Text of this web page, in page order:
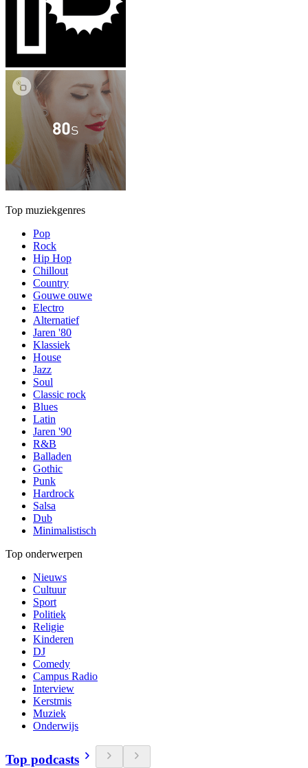
Top muziekgenres
Pop
Rock
Hip Hop
Chillout
Country
Gouwe ouwe
Electro
Alternatief
Jaren '80
Klassiek
House
Jazz
Soul
Classic rock
Blues
Latin
Jaren '90
R&B
Balladen
Gothic
Punk
Hardrock
Salsa
Dub
Minimalistisch
Top onderwerpen
Nieuws
Cultuur
Sport
Politiek
Religie
Kinderen
DJ
Comedy
Campus Radio
Interview
Kerstmis
Muziek
Onderwijs
Top podcasts